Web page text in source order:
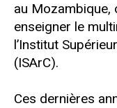
au Mozambique,
enseigner le
l’Institut
(ISArC).
Ces dernières